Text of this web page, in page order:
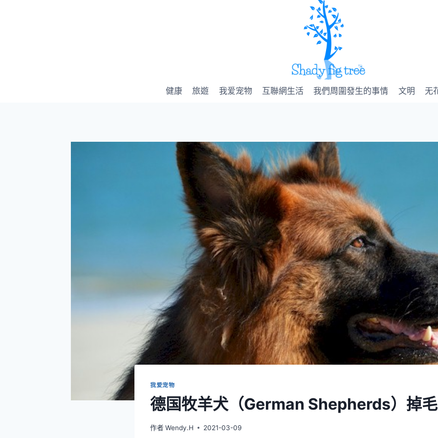
健康 旅遊 我爱宠物 互聯網生活 我們周圍發生的事情 文明 无
我爱宠物
德国牧羊犬（German Shepherds）掉
作者 Wendy.H 2021-03-09